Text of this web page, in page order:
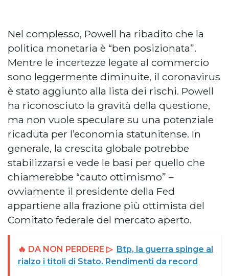
Nel complesso, Powell ha ribadito che la
politica monetaria è “ben posizionata”.
Mentre le incertezze legate al commercio
sono leggermente diminuite, il coronavirus
è stato aggiunto alla lista dei rischi. Powell
ha riconosciuto la gravità della questione,
ma non vuole speculare su una potenziale
ricaduta per l’economia statunitense. In
generale, la crescita globale potrebbe
stabilizzarsi e vede le basi per quello che
chiamerebbe “cauto ottimismo” –
ovviamente il presidente della Fed
appartiene alla frazione più ottimista del
Comitato federale del mercato aperto.
🔥 DA NON PERDERE ▷ Btp, la guerra spinge al
rialzo i titoli di Stato. Rendimenti da record